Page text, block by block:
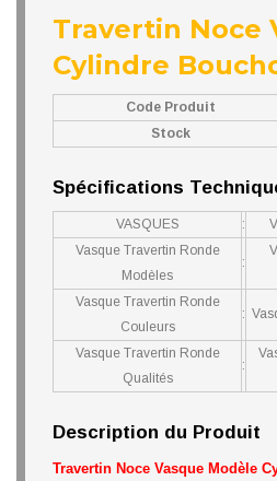
Travertin Noce
Cylindre
Code Produit
Stock
Spécifications
VASQUES :
Vasque Travertin Ronde
Modèles
:
Vasque Travertin Ronde
Couleurs
:
Vasque Travertin Ronde
Qualités
:
Description du Produit
Travertin Noce Vasque Modèle